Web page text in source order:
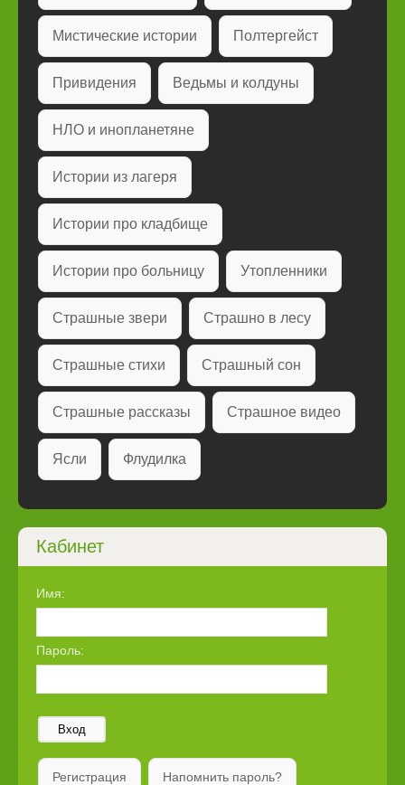
Мистические истории Полтергейст
Привидения Ведьмы и колдуны
НЛО и инопланетяне
Истории из лагеря
Истории про кладбище
Истории про больницу Утопленники
Страшные звери Страшно в лесу
Страшные стихи Страшный сон
Страшные рассказы Страшное видео
Ясли Флудилка
Кабинет
Имя:
Пароль:
Вход
Регистрация Напомнить пароль?